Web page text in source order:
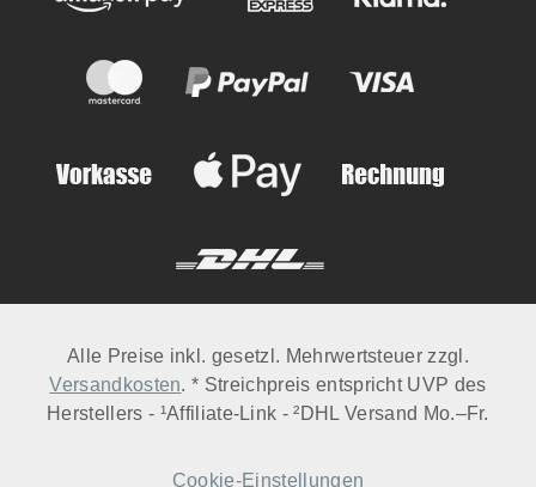
Alle Preise inkl. gesetzl. Mehrwertsteuer zzgl.
Versandkosten. * Streichpreis entspricht UVP des
Herstellers - ¹Affiliate-Link - ²DHL Versand Mo.–Fr.
Cookie-Einstellungen